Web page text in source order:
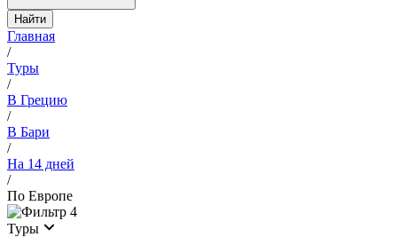
Найти
Главная
/
Туры
/
В Грецию
/
В Бари
/
На 14 дней
/
По Европе
4
Туры